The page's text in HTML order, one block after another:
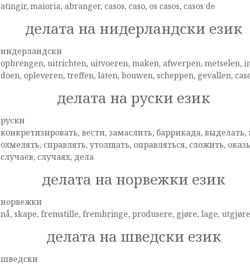
atingir, maioria, abranger, casos, caso, os casos, casos de
делата на нидерландски език
нидерландски
opbrengen, uitrichten, uitvoeren, maken, afwerpen, metselen,
doen, opleveren, treffen, laten, bouwen, scheppen, gevallen,
делата на руски език
руски
конкретизировать, вести, замаслить, баррикада,
охмелять, справлять, утолщать, оправляться, сложить,
случаев, случаях, дела
делата на норвежки език
норвежки
nå, skape, fremstille, frembringe, produsere, gjøre, lage,
делата на шведски език
шведски